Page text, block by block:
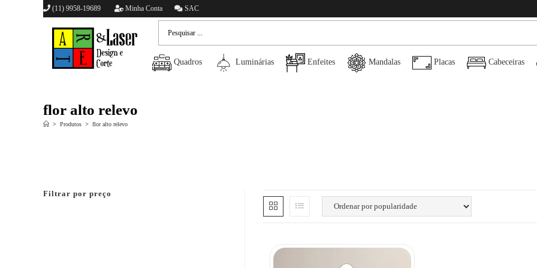
(11) 9958-19689 Minha Conta SAC
Quadros Luminárias Enfeites Mandalas Placas Cabeceiras
flor alto relevo
> Produtos > flor alto relevo
Filtrar por preço